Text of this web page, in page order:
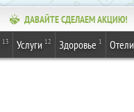
ДАВАЙТЕ СДЕЛАЕМ АКЦИЮ!
13 Услуги 12 Здоровье 1 Отели